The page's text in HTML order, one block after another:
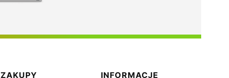
ZAKUPY INFORMACJE